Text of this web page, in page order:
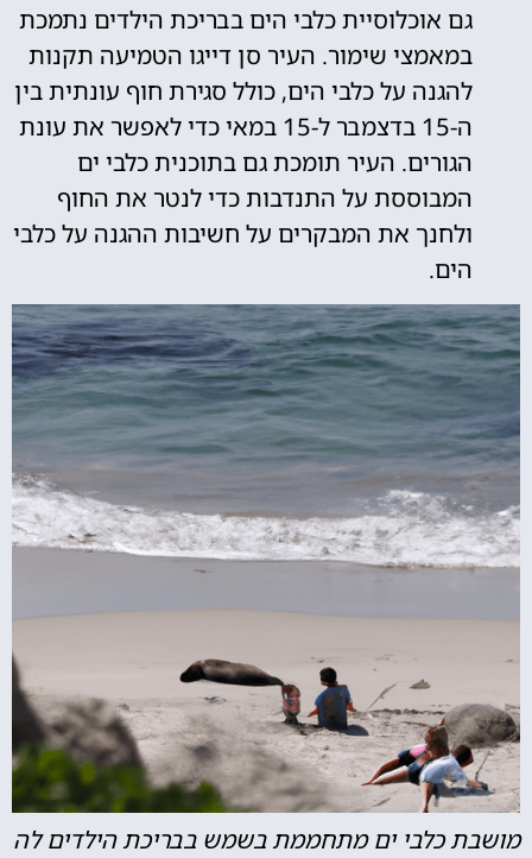
גם אוכלוסיית כלבי הים בבריכת הילדים נתמכת
במאמצי שימור. העיר סן דייגו הטמיעה תקנות
להגנה על כלבי הים, כולל סגירת חוף עונתית בין
ה-15 בדצמבר ל-15 במאי כדי לאפשר את עונת
הגורים. העיר תומכת גם בתוכנית כלבי ים
המבוססת על התנדבות כדי לנטר את החוף
ולחנך את המבקרים על חשיבות ההגנה על כלבי
הים.
מושבת כלבי ים מתחממת בשמש בבריכת הילדים לה